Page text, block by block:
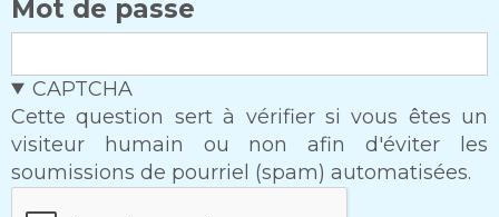
Mot de passe
CAPTCHA
Cette question sert à vérifier si vous êtes un
visiteur humain ou non afin d'éviter les
soumissions de pourriel (spam) automatisées.